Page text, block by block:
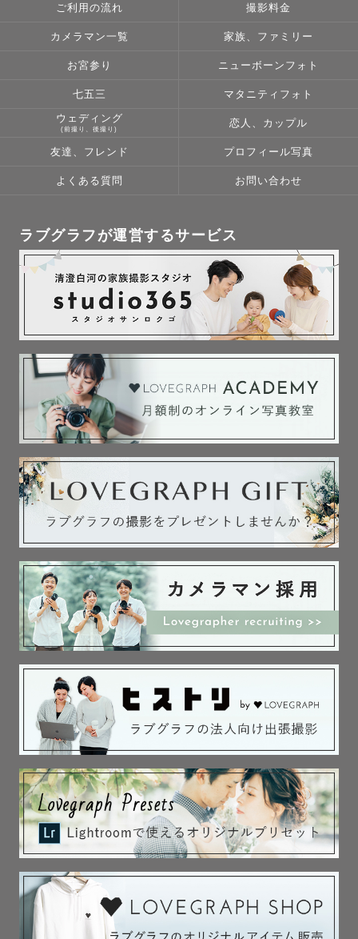
ご利用の流れ 撮影料金
カメラマン一覧 家族、ファミリー
お宮参り ニューボーンフォト
七五三 マタニティフォト
ウェディング
(前撮り、後撮り)
恋人、カップル
友達、フレンド プロフィール写真
よくある質問 お問い合わせ
ラブグラフが運営するサービス